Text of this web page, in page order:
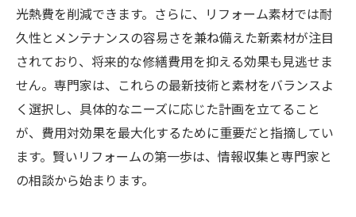
光熱費を削減できます。さらに、リフォーム素材では耐
久性とメンテナンスの容易さを兼ね備えた新素材が注目
されており、将来的な修繕費用を抑える効果も見逃せま
せん。専門家は、これらの最新技術と素材をバランスよ
く選択し、具体的なニーズに応じた計画を立てること
が、費用対効果を最大化するために重要だと指摘してい
ます。賢いリフォームの第一歩は、情報収集と専門家と
の相談から始まります。